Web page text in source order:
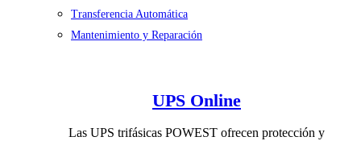
Transferencia Automática
Mantenimiento y Reparación
UPS Online
Las UPS trifásicas POWEST ofrecen protección y